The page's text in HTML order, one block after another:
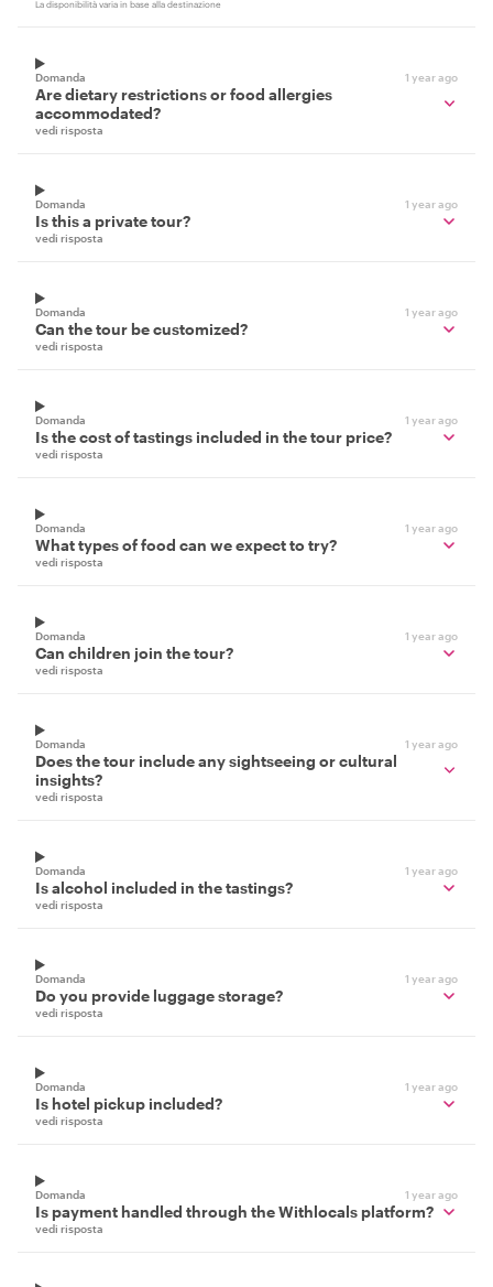
La disponibilità varia in base alla destinazione
Domanda 1 year ago
Are dietary restrictions or food allergies
accommodated?
vedi risposta
Domanda 1 year ago
Is this a private tour?
vedi risposta
Domanda 1 year ago
Can the tour be customized?
vedi risposta
Domanda 1 year ago
Is the cost of tastings included in the tour price?
vedi risposta
Domanda 1 year ago
What types of food can we expect to try?
vedi risposta
Domanda 1 year ago
Can children join the tour?
vedi risposta
Domanda 1 year ago
Does the tour include any sightseeing or cultural
insights?
vedi risposta
Domanda 1 year ago
Is alcohol included in the tastings?
vedi risposta
Domanda 1 year ago
Do you provide luggage storage?
vedi risposta
Domanda 1 year ago
Is hotel pickup included?
vedi risposta
Domanda 1 year ago
Is payment handled through the Withlocals platform?
vedi risposta